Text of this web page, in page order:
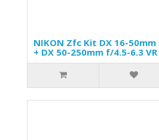
NIKON Zfc Kit DX 16-50mm
+ DX 50-250mm f/4.5-6.3 VR